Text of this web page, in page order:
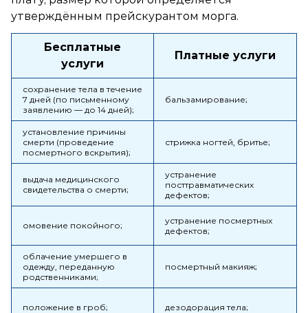
утверждённым прейскурантом морга.
Бесплатные
услуги
Платные услуги
сохранение тела в течение
7 дней (по письменному
заявлению — до 14 дней);
бальзамирование;
установление причины
смерти (проведение
посмертного вскрытия);
стрижка ногтей, бритье;
выдача медицинского
свидетельства о смерти;
устранение
посттравматических
дефектов;
омовение покойного;
устранение посмертных
дефектов;
облачение умершего в
одежду, переданную
родственниками;
посмертный макияж;
положение в гроб; дезодорация тела;